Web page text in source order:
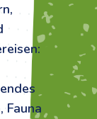
Fauna